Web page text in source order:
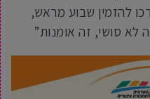
להזמין שבוע מראש,
לא סושי, זה אומנות”